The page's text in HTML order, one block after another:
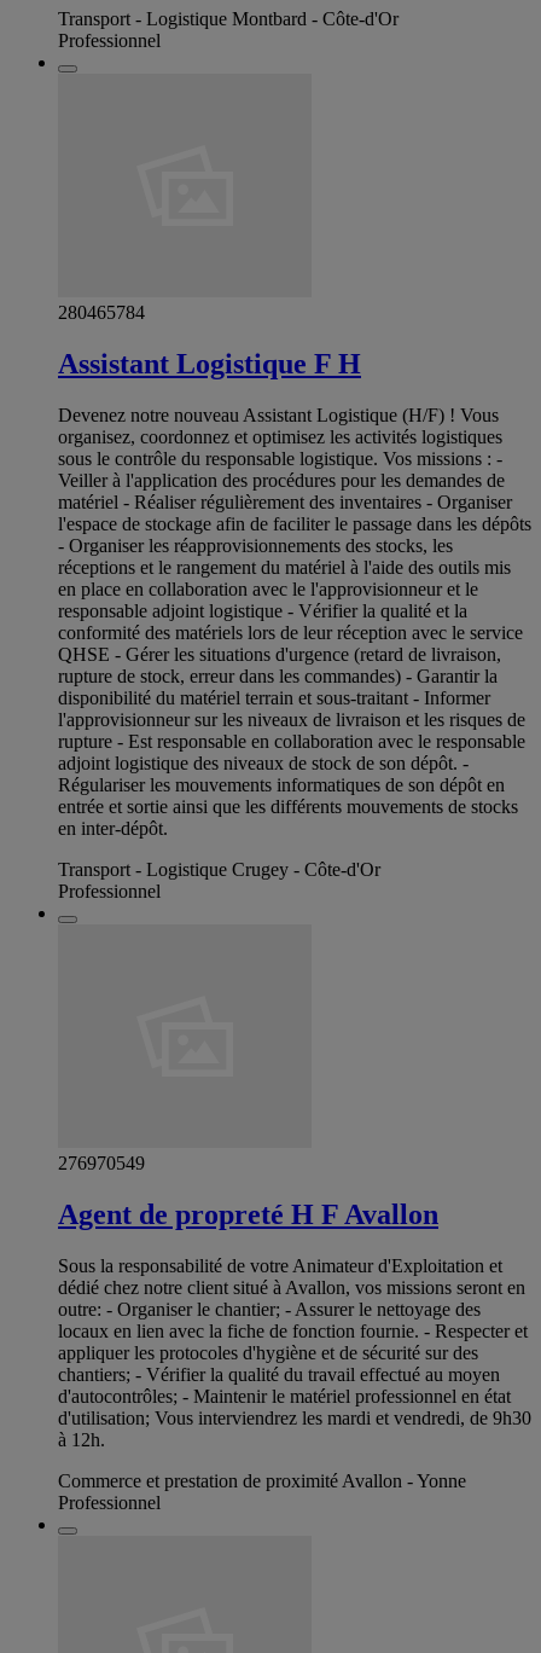
Transport - Logistique Montbard - Côte-d'Or
Professionnel
280465784
Assistant Logistique F H
Devenez notre nouveau Assistant Logistique (H/F) ! Vous
organisez, coordonnez et optimisez les activités logistiques
sous le contrôle du responsable logistique. Vos missions : -
Veiller à l'application des procédures pour les demandes de
matériel - Réaliser régulièrement des inventaires - Organiser
l'espace de stockage afin de faciliter le passage dans les dépôts
- Organiser les réapprovisionnements des stocks, les
réceptions et le rangement du matériel à l'aide des outils mis
en place en collaboration avec le l'approvisionneur et le
responsable adjoint logistique - Vérifier la qualité et la
conformité des matériels lors de leur réception avec le service
QHSE - Gérer les situations d'urgence (retard de livraison,
rupture de stock, erreur dans les commandes) - Garantir la
disponibilité du matériel terrain et sous-traitant - Informer
l'approvisionneur sur les niveaux de livraison et les risques de
rupture - Est responsable en collaboration avec le responsable
adjoint logistique des niveaux de stock de son dépôt. -
Régulariser les mouvements informatiques de son dépôt en
entrée et sortie ainsi que les différents mouvements de stocks
en inter-dépôt.
Transport - Logistique Crugey - Côte-d'Or
Professionnel
276970549
Agent de propreté H F Avallon
Sous la responsabilité de votre Animateur d'Exploitation et
dédié chez notre client situé à Avallon, vos missions seront en
outre: - Organiser le chantier; - Assurer le nettoyage des
locaux en lien avec la fiche de fonction fournie. - Respecter et
appliquer les protocoles d'hygiène et de sécurité sur des
chantiers; - Vérifier la qualité du travail effectué au moyen
d'autocontrôles; - Maintenir le matériel professionnel en état
d'utilisation; Vous interviendrez les mardi et vendredi, de 9h30
à 12h.
Commerce et prestation de proximité Avallon - Yonne
Professionnel